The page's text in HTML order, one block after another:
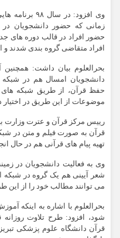
وی افزود: در
زمانی که حضور دانشجویان در
حضور افراد در قالب دوره
افراد متقاضی گروه بندی شدند
بحرالعلوم بیان داشت:
دانشجویان امسال هم در
حفظ قرآن، از طریق شبکه
موضوعات از این طریق در
رییس مرکز قرآن و عترت وزارت
قرآن به صورت فیلم و متن در
تهیه پیام های قرآنی هم در حال
وی به فعالیت دانشجویان در
شعر آیینی هم یک گروه در
می توانند مطالب خود را از این
بحرالعلوم با اشاره به اینکه
شود، افزود: طرح تلاوت
قرآن دانشگاه علوم پزشکی